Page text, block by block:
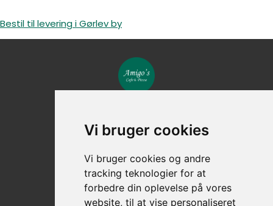
Vi bruger cookies
Vi bruger cookies og andre
tracking teknologier for at
forbedre din oplevelse på vores
website, til at vise personaliseret
Bestil til levering i Gørlev by
+45 58 85 02 03